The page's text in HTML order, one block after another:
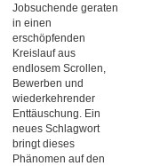
Jobsuchende geraten
in einen
erschöpfenden
Kreislauf aus
endlosem Scrollen,
Bewerben und
wiederkehrender
Enttäuschung. Ein
neues Schlagwort
bringt dieses
Phänomen auf den